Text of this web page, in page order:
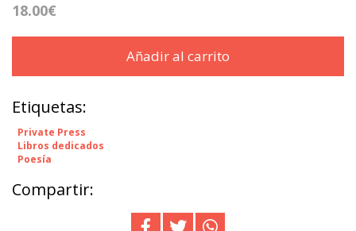
18.00€
Añadir al carrito
Etiquetas:
Private Press
Libros dedicados
Poesía
Compartir: